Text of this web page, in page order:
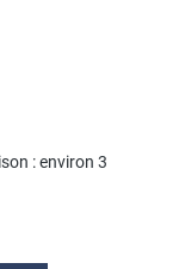
: environ 3